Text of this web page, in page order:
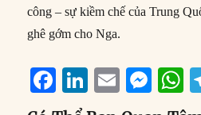
công – sự kiềm chế của Trung
ghê gớm cho Nga.
F
a
Li
n
E
m
M
h